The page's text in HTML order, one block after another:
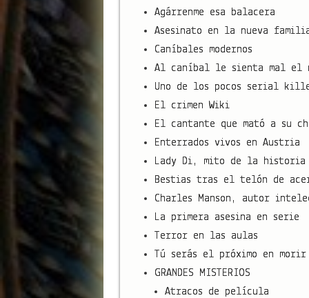
Agárrenme esa balacera
Asesinato en la nueva
Caníbales modernos
Al caníbal le sienta mal el
Uno de los pocos serial
El crimen Wiki
El cantante que mató a su
Enterrados vivos en Austria
Lady Di, mito de la historia
Bestias tras el telón de
Charles Manson, autor
La primera asesina en serie
Terror en las aulas
Tú serás el próximo en morir
GRANDES MISTERIOS
Atracos de película